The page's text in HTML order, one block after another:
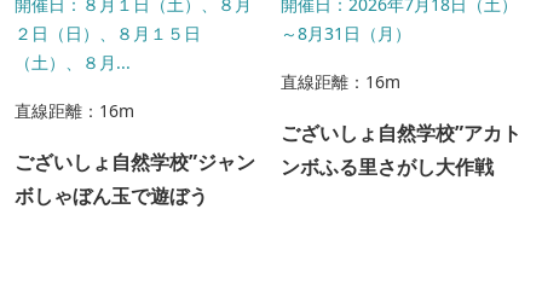
２日（日）、８月１５日
（土）、８月...
直線距離：16m
ございしょ自然学校”ジャン
ボしゃぼん玉で遊ぼう
～8月31日（月）
直線距離：16m
ございしょ自然学校”アカト
ンボふる里さがし大作戦